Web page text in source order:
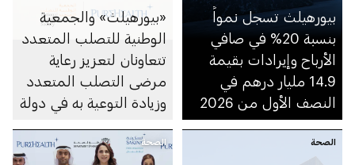
بيورهيلث تسجل نمواً
بنسبة 20% في صافي
الأرباح وإيرادات بقيمة
14.9 مليار درهم في
النصف الأول من 2026
«بيورهيلث» والجمعية
الوطنية للتصلب المتعدد
تتعاونان لتعزيز رعاية
مرضى التصلب المتعدد
وزيادة التوعية به في دولة
الصحة الصحة